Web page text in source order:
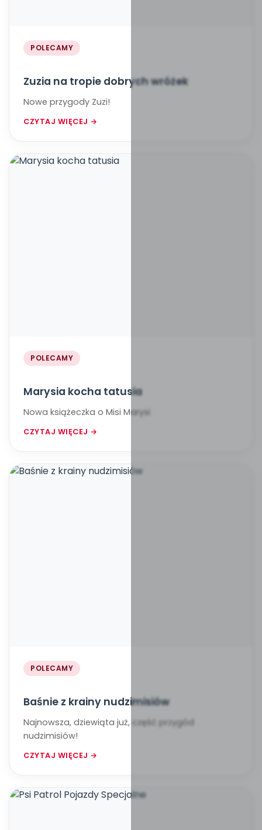
POLECAMY
Zuzia na tropie dobrych wróżek
Nowe przygody Zuzi!
CZYTAJ WIĘCEJ →
POLECAMY
Marysia kocha tatusia
Nowa książeczka o Misi Marysi
CZYTAJ WIĘCEJ →
POLECAMY
Baśnie z krainy nudzimisiów
Najnowsza, dziewiąta już, część przygód
nudzimisiów!
CZYTAJ WIĘCEJ →